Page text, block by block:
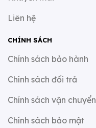
Liên hệ
CHÍNH SÁCH
Chính sách bảo hành
Chính sách đổi trả
Chính sách vận chuyển
Chính sách bảo mật